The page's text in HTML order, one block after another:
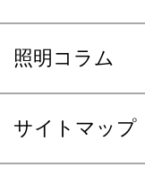
照明コラム
サイトマップ